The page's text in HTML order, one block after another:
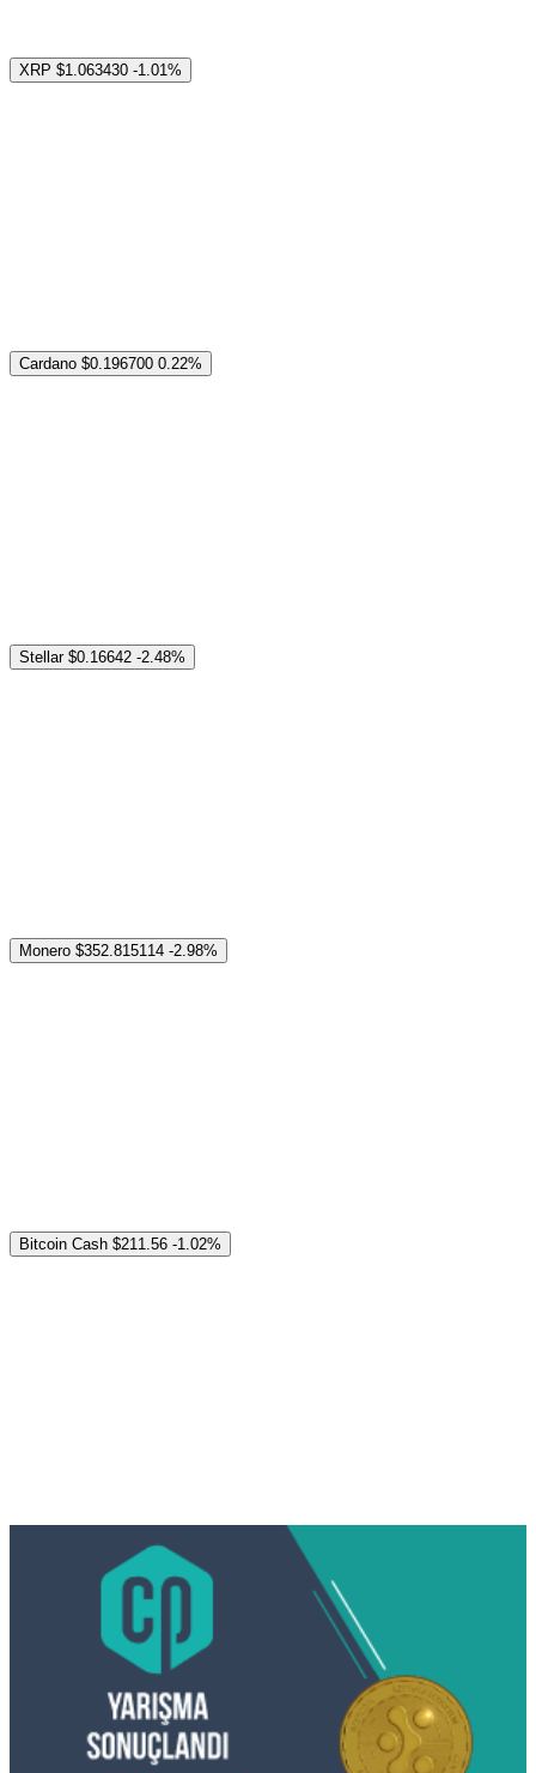
XRP $1.063430 -1.01%
Cardano $0.196700 0.22%
Stellar $0.16642 -2.48%
Monero $352.815114 -2.98%
Bitcoin Cash $211.56 -1.02%